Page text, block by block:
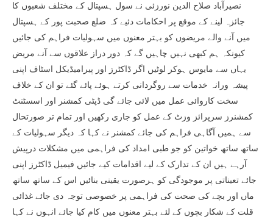
نصیرآباد صلاح الدین نورزئی نے سول ہسپتال کے مختلف شعبوں کا
جائزہ لینے کے موقع پر احکامات دئیے کہ ضلع صحبت پور کے ہسپتال
میں آنے والے مریضوں کو بہتر معنوں میں سہولیات فراہم کی جائیں
کیونکہ ہم کبھی نہیں چاہیں گے کہ دور دراز علاقوں سے آنے مریض
یہاں سے مایوس ہوکر لوٹیں اگر ڈاکٹرز اور پیرامیڈیکل اسٹاف اپنی
پیشہ ورانہ خدمات سے روگردانی کرتے ہوئے پائے گئے تو ان کے خلاف
سخت کاروائی عمل میں لائی جائے گی ڈپٹی کمشنر اور اسسٹنٹ
کمشنرز سرپرائز وزٹ کے عمل کو جاری رکھیں اور تمام تر صورتحال
سے ہمیں آگاہی فراہم کی جائے کمشنر نے کہا کہ دیگر سہولیات کے
ساتھ ساتھ خواتین کو جو طبی امداد کی فراہمی میں مشکلات درپیش
آرہے ہیں ان کے تدارک کے لیے اقدامات کیے جائیں فیمیل ڈاکٹرز اپنی
جائے تعیناتی پر موجودگی کو ہرصورت یقینی بنائیں اس کے ساتھ ساتھ
ماں اور بچے کی صحت کی فراہمی پر خصوصی توجہ دی جائے غذائی
قلت کے شکار بچوں کے لئے بہتر معنوں میں کام کیا جائے انہوں نے کہا